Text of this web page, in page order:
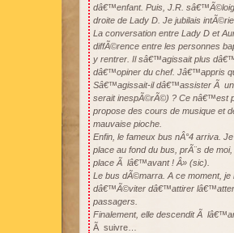
dâ€™enfant. Puis, J.R.
droite de Lady D. Je jubilais
La conversation entre Lady D et
diffÃ©rence entre les personnes
y rentrer. Il sâ€™agissait plus
dâ€™opiner du chef. Jâ€™appris
Sâ€™agissait-il dâ€™assister Ã un
serait inespÃ©rÃ©) ? Ce nâ€™est
propose des cours de musique et
mauvaise pioche.
Enfin, le fameux bus nÂ°4 arriva.
place au fond du bus, prÃ¨s de
place Ã lâ€™avant ! Â» (sic).
Le bus dÃ©marra. A ce moment,
dâ€™Ã©viter dâ€™attirer
passagers.
Finalement, elle descendit Ã
Ã suivre…